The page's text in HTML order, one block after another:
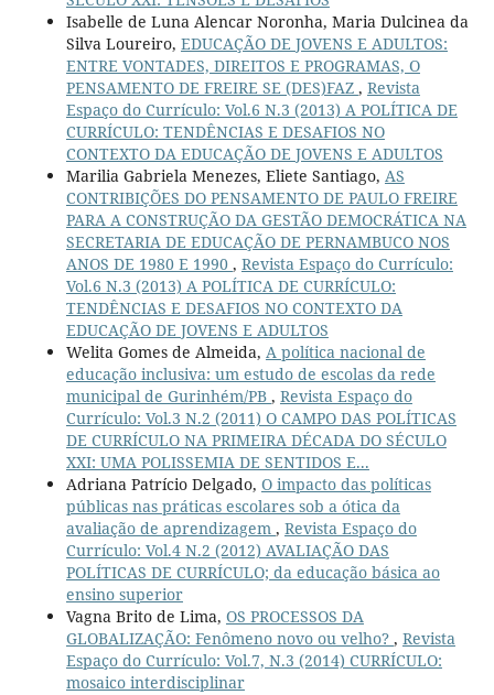
Isabelle de Luna Alencar Noronha, Maria Dulcinea da
Silva Loureiro, EDUCAÇÃO DE JOVENS E ADULTOS:
ENTRE VONTADES, DIREITOS E PROGRAMAS, O
PENSAMENTO DE FREIRE SE (DES)FAZ , Revista
Espaço do Currículo: Vol.6 N.3 (2013) A POLÍTICA DE
CURRÍCULO: TENDÊNCIAS E DESAFIOS NO
CONTEXTO DA EDUCAÇÃO DE JOVENS E ADULTOS
Marilia Gabriela Menezes, Eliete Santiago, AS
CONTRIBIÇÕES DO PENSAMENTO DE PAULO FREIRE
PARA A CONSTRUÇÃO DA GESTÃO DEMOCRÁTICA NA
SECRETARIA DE EDUCAÇÃO DE PERNAMBUCO NOS
ANOS DE 1980 E 1990 , Revista Espaço do Currículo:
Vol.6 N.3 (2013) A POLÍTICA DE CURRÍCULO:
TENDÊNCIAS E DESAFIOS NO CONTEXTO DA
EDUCAÇÃO DE JOVENS E ADULTOS
Welita Gomes de Almeida, A política nacional de
educação inclusiva: um estudo de escolas da rede
municipal de Gurinhém/PB , Revista Espaço do
Currículo: Vol.3 N.2 (2011) O CAMPO DAS POLÍTICAS
DE CURRÍCULO NA PRIMEIRA DÉCADA DO SÉCULO
XXI: UMA POLISSEMIA DE SENTIDOS E...
Adriana Patrício Delgado, O impacto das políticas
públicas nas práticas escolares sob a ótica da
avaliação de aprendizagem , Revista Espaço do
Currículo: Vol.4 N.2 (2012) AVALIAÇÃO DAS
POLÍTICAS DE CURRÍCULO; da educação básica ao
ensino superior
Vagna Brito de Lima, OS PROCESSOS DA
GLOBALIZAÇÃO: Fenômeno novo ou velho? , Revista
Espaço do Currículo: Vol.7, N.3 (2014) CURRÍCULO:
mosaico interdisciplinar